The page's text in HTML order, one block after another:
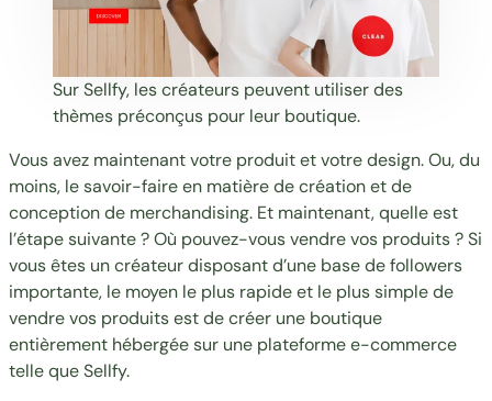
Sur Sellfy, les créateurs peuvent utiliser des
thèmes préconçus pour leur boutique.
Vous avez maintenant votre produit et votre design. Ou, du
moins, le savoir-faire en matière de création et de
conception de merchandising. Et maintenant, quelle est
l’étape suivante ? Où pouvez-vous vendre vos produits ? Si
vous êtes un créateur disposant d’une base de followers
importante, le moyen le plus rapide et le plus simple de
vendre vos produits est de créer une boutique
entièrement hébergée sur une plateforme e-commerce
telle que Sellfy.